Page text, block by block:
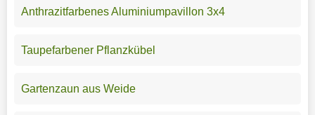
Anthrazitfarbenes Aluminiumpavillon 3x4
Taupefarbener Pflanzkübel
Gartenzaun aus Weide